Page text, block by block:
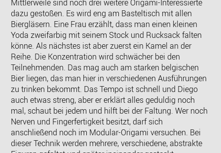
Mittlerweile sind noch drei weitere Origami-Interessierte
dazu gestoßen. Es wird eng am Basteltisch mit allen
Biergläsern. Eine Frau erzählt, dass man einen kleinen
Yoda zweifarbig mit seinem Stock und Rucksack falten
könne. Als nächstes ist aber zuerst ein Kamel an der
Reihe. Die Konzentration wird schwächer bei den
Teilnehmenden. Das mag auch am starken belgischen
Bier liegen, das man hier in verschiedenen Ausführungen
zu trinken bekommt. Das Tempo ist schnell und Diego
auch etwas streng, aber er erklärt alles geduldig noch
mal, schaut bei jedem und hilft bei der Faltung. Wer noch
Nerven und Fingerfertigkeit besitzt, darf sich
anschließend noch im Modular-Origami versuchen. Bei
dieser Technik werden mehrere, verschiedene, abstrakte